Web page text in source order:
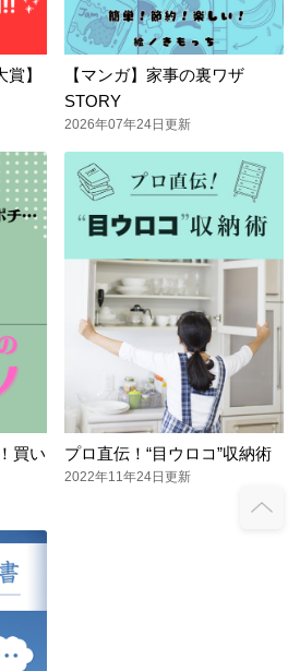
】
【マンガ】家事の裏ワザ
STORY
2026年07年24日更新
買い
プロ直伝！“目ウロコ”収納術
2022年11年24日更新